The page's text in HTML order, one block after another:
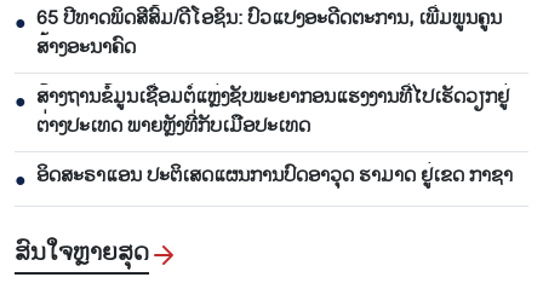
● 65 ​ປີທາດ​ພິດ​ສີ​ສົ້ມ/ດີ​ໂອ​ຊິນ: ປົວ​ແປງ​ອະ​ດີດ​ຕະ​ການ, ເພີ່ມ​ພູນ​ຄູນ​
ສ້າງ​ອະ​ນາຄົດ
● ສ້າງຖານຂໍ້ມູນເຊື່ອມຕໍ່ແຫຼ່ງຊັບພະຍາກອນແຮງງານທີ່ໄປເຮັດວຽກຢູ່
ຕ່າງປະເທດ ພາຍຫຼັງທີ່ກັບເມືອປະເທດ
● ອິດສະຣາແອນ ປະຕິເສດແຜນການປົດອາວຸດ ຮາມາດ ຢູ່ເຂດ ກາຊາ
ສົນ​ໃຈ​ຫຼາຍ​ສຸດ